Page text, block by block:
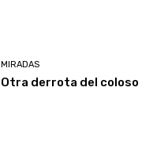
MIRADAS
Otra derrota del coloso